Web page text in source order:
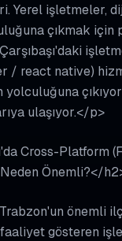
Yerel işletmeler,
çıkmak için
/ react native)
yolculuğuna
ulaşıyor.</p>
Cross-Platform
Önemli?</
Trabzon'un önemli
gösteren